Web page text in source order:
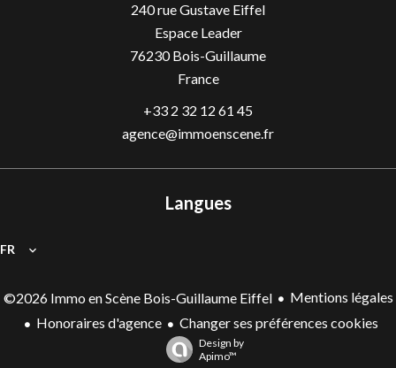
240 rue Gustave Eiffel
Espace Leader
76230Bois-Guillaume
France
+33 2 32 12 61 45
agence@immoenscene.fr
Langues
FR
©2026 Immo en Scène Bois-Guillaume Eiffel
Mentions légales
Honoraires d'agence
Changer ses préférences cookies
Design by
Apimo™